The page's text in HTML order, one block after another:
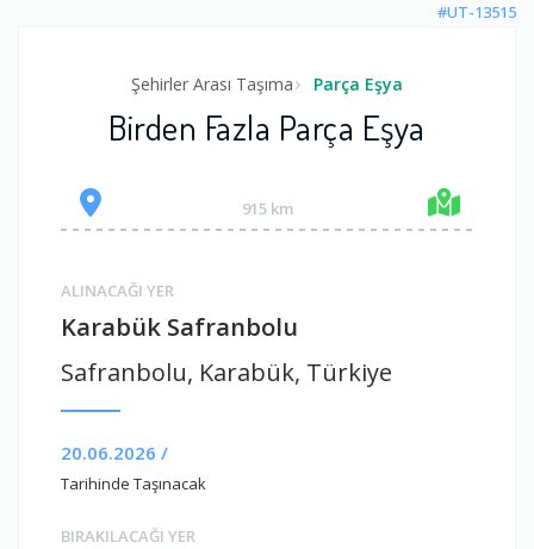
#UT-13515
Şehirler Arası Taşıma Parça Eşya
Birden Fazla Parça Eşya
915 km
ALINACAĞI YER
Karabük Safranbolu
Safranbolu, Karabük, Türkiye
20.06.2026 /
Tarihinde Taşınacak
BIRAKILACAĞI YER